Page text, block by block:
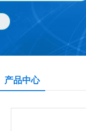
产品中心